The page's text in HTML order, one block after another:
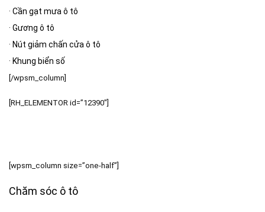
· Cần gạt mưa ô tô
· Gương ô tô
· Nút giảm chấn cửa ô tô
· Khung biển số
[/wpsm_column]
[RH_ELEMENTOR id=”12390″]
[wpsm_column size=”one-half”]
Chăm sóc ô tô